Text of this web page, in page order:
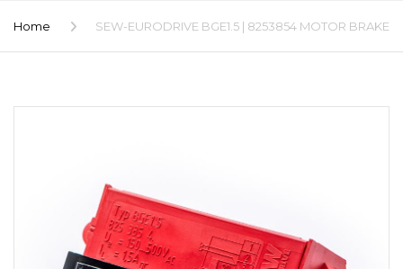
Home SEW-EURODRIVE BGE1.5 | 8253854 MOTOR BRAKE